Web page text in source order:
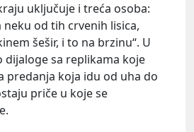
uključuje i treća osoba:
neku od tih crvenih lisica,
šešir, i to na brzinu“. U
dijaloge sa replikama koje
predanja koja idu od uha do
priče u koje se